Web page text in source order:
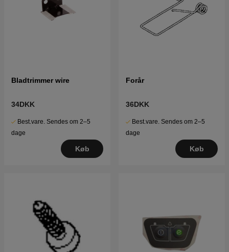
Bladtrimmer wire
34DKK
Best.vare. Sendes om 2–5
dage
Køb
Forår
36DKK
Best.vare. Sendes om 2–5
dage
Køb